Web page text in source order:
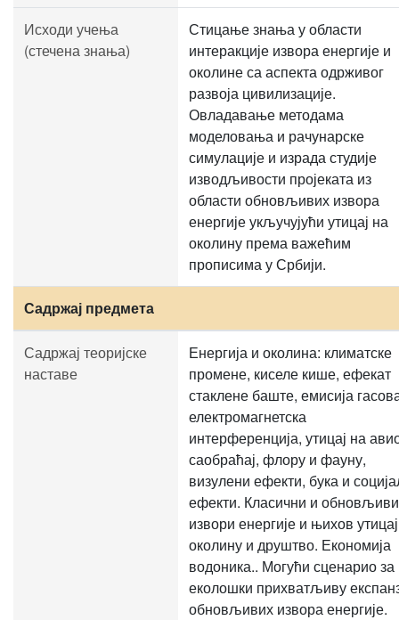
Исходи учења
(стечена знања)
Стицање знања у области
интеракције извора енергије и
околине са аспекта одрживог
развоја цивилизације.
Овладавање методама
моделовања и рачунарске
симулације и израда студије
изводљивости пројеката из
области обновљивих извора
енергије укључујући утицај на
околину према важећим
прописима у Србији.
Садржај предмета
Садржај теоријске
наставе
Енергија и околина: климатске
промене, киселе кише, ефекат
стаклене баште, емисија
електромагнетска
интерференција, утицај на
саобраћај, флору и фауну,
визулени ефекти, бука и
ефекти. Класични и обновљиви
извори енергије и њихов
околину и друштво. Економија
водоника.. Могући сценарио за
еколошки прихватљиву
обновљивих извора енергије.